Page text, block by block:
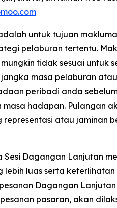
untuk tujuan
pelaburan tertentu.
tidak sesuai
masa pelaburan
peribadi anda
masa hadapan. Pulangan
representasi atau jaminan
Sesi Dagangan Lanjutan
luas serta
Dagangan
pasaran, akan